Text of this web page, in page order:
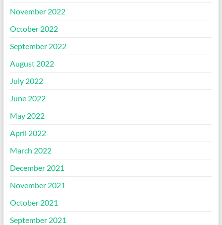
November 2022
October 2022
September 2022
August 2022
July 2022
June 2022
May 2022
April 2022
March 2022
December 2021
November 2021
October 2021
September 2021